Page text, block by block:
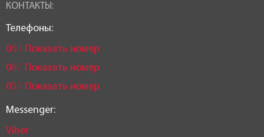
КОНТАКТЫ:
Телефоны:
063 Показать номер
067 Показать номер
050 Показать номер
Messenger:
Viber